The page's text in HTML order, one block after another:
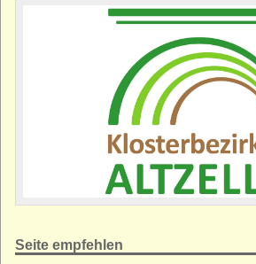
Seite empfehlen